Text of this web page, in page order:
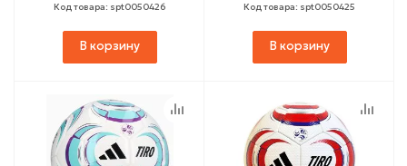
Код товара: spt0050426
В корзину
Код товара: spt0050425
В корзину